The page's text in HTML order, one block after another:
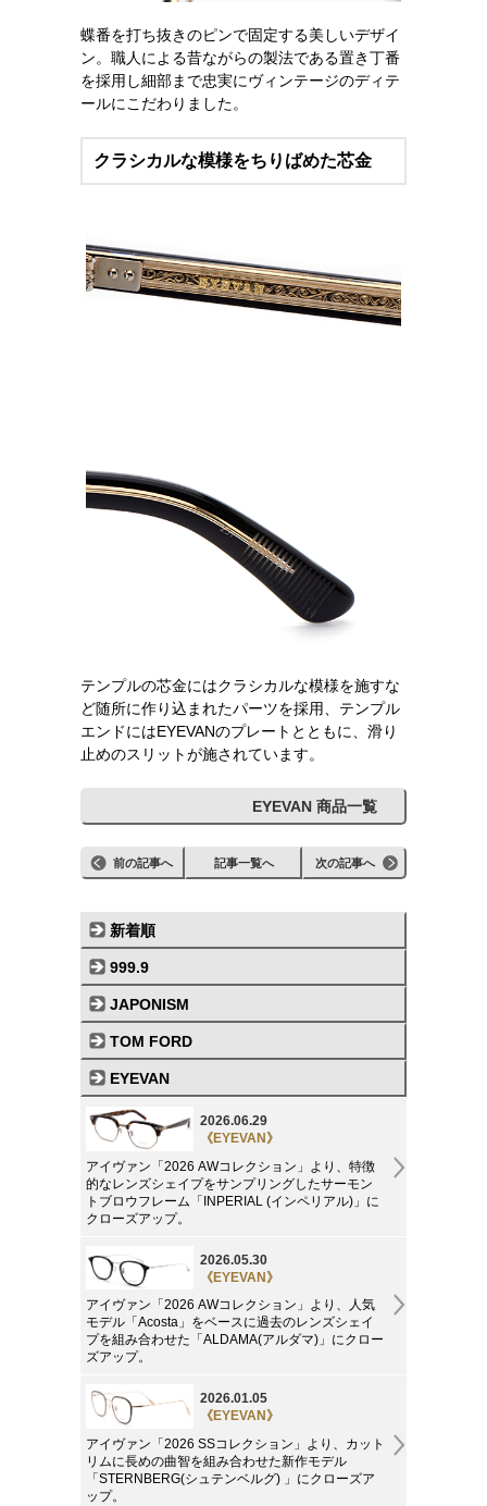
蝶番を打ち抜きのピンで固定する美しいデザイ
ン。職人による昔ながらの製法である置き丁番
を採用し細部まで忠実にヴィンテージのディテ
ールにこだわりました。
クラシカルな模様をちりばめた芯金
テンプルの芯金にはクラシカルな模様を施すな
ど随所に作り込まれたパーツを採用、テンプル
エンドにはEYEVANのプレートとともに、滑り
止めのスリットが施されています。
EYEVAN 商品一覧
前の記事へ 記事一覧へ 次の記事へ
新着順
999.9
JAPONISM
TOM FORD
EYEVAN
2026.06.29
《EYEVAN》
アイヴァン「2026 AWコレクション」より、特徴
的なレンズシェイプをサンプリングしたサーモン
トブロウフレーム「INPERIAL (インペリアル)」に
クローズアップ。
2026.05.30
《EYEVAN》
アイヴァン「2026 AWコレクション」より、人気
モデル「Acosta」をベースに過去のレンズシェイ
プを組み合わせた「ALDAMA(アルダマ)」にクロー
ズアップ。
2026.01.05
《EYEVAN》
アイヴァン「2026 SSコレクション」より、カット
リムに長めの曲智を組み合わせた新作モデル
「STERNBERG(シュテンベルグ) 」にクローズア
ップ。